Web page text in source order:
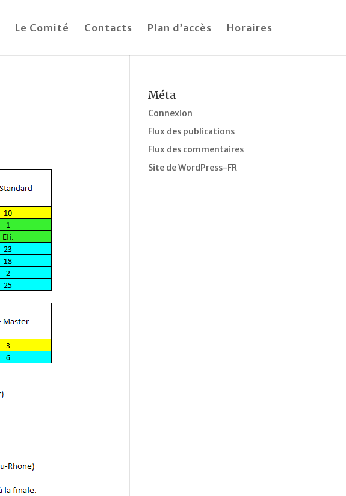
Le Comité Contacts Plan d’accès Horaires
Méta
Connexion
Flux des publications
Flux des commentaires
Site de WordPress-FR